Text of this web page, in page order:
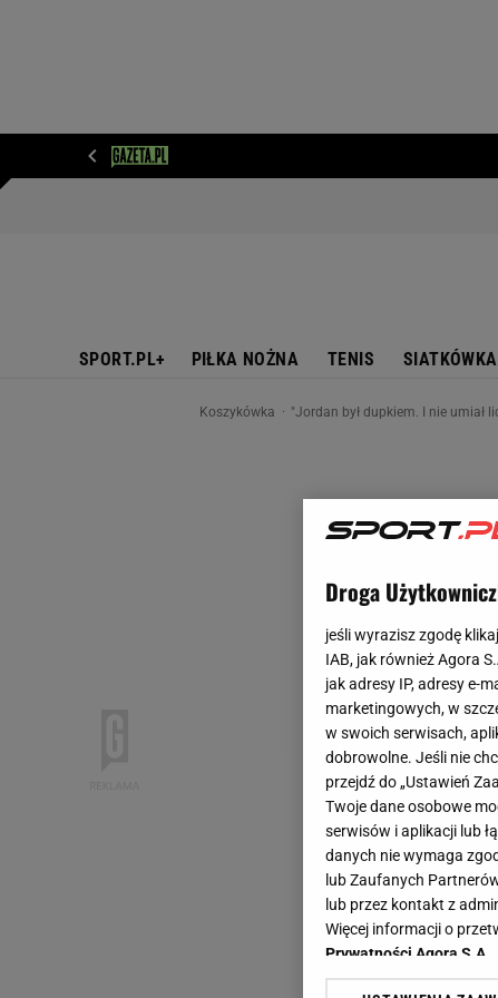
SPORT.PL+ PIŁKA NOŻNA TENIS SIATKÓWKA
Koszykówka "Jordan był dupkiem. I nie umiał
Droga
jeśli wyrazisz zgodę
IAB, jak również Agora
jak adresy IP, adresy e-
marketingowych, w
w swoich serwisach,
dobrowolne. Jeśli nie
przejdź do „Ustawień
Twoje dane osobowe
serwisów i aplikacji lub
danych nie wymaga
lub Zaufanych
lub przez kontakt z
Więcej informacji o
Prywatności Agora S.A.